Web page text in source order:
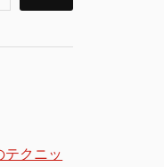
テクニッ